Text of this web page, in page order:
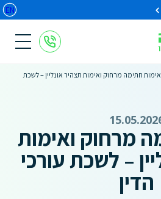
EN
אימות חתימה מרחוק ואימות תצהיר אונליין – לשכת
מרחוק ואימות
– לשכת עורכי
הדין